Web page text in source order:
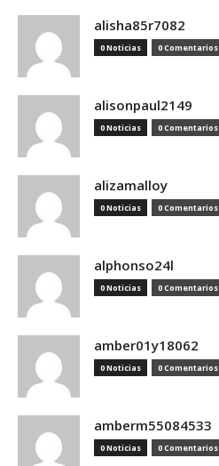
alisha85r7082
0 Noticias 0 Comentarios
alisonpaul2149
0 Noticias 0 Comentarios
alizamalloy
0 Noticias 0 Comentarios
alphonso24l
0 Noticias 0 Comentarios
amber01y18062
0 Noticias 0 Comentarios
amberm55084533
0 Noticias 0 Comentarios